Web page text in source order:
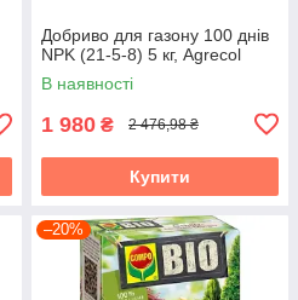
Добриво для газону 100 днів
NPK (21-5-8) 5 кг, Agrecol
В наявності
1 980 ₴ 2 476,98 ₴
Купити
–20%